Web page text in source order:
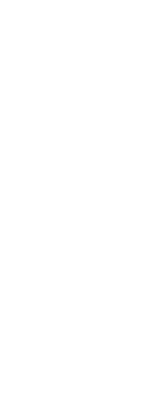
Non
Papier
Papier
3 couches, 20 x